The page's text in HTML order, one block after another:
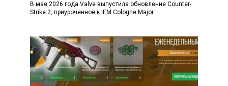
В мае 2026 года Valve выпустила обновление Counter-
Strike 2, приуроченное к IEM Cologne Major